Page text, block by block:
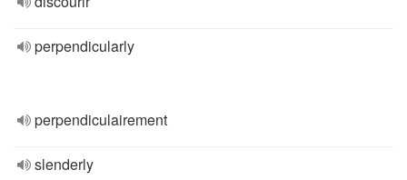
perpendicularly
perpendiculairement
slenderly